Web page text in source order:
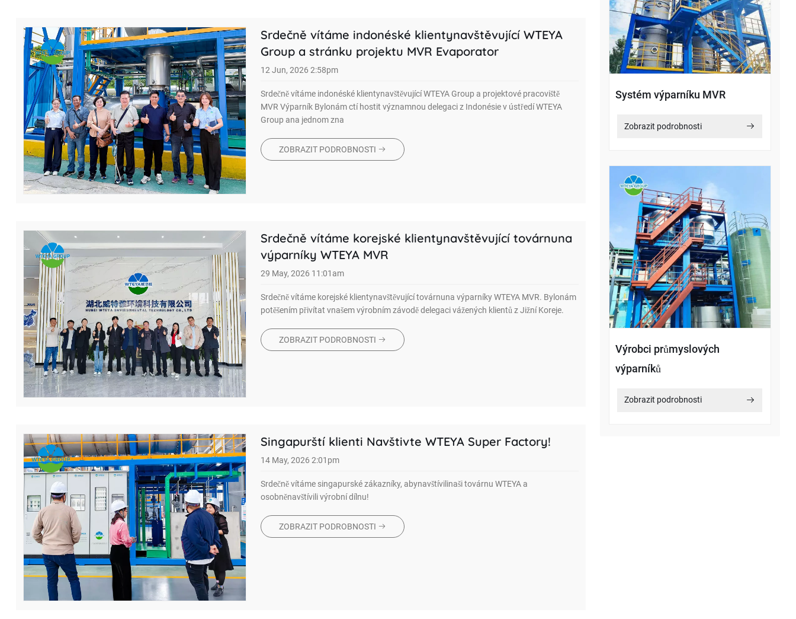
Srdečně vítáme indonéské klientynavštěvující WTEYA
Group a stránku projektu MVR Evaporator
12 Jun, 2026 2:58pm
Srdečně vítáme indonéské klientynavštěvující WTEYA Group a projektové pracoviště
MVR Výparník Bylonám ctí hostit významnou delegaci z Indonésie v ústředí WTEYA
Group ana jednom zna
ZOBRAZIT PODROBNOSTI
Srdečně vítáme korejské klientynavštěvující továrnuna
výparníky WTEYA MVR
29 May, 2026 11:01am
Srdečně vítáme korejské klientynavštěvující továrnuna výparníky WTEYA MVR. Bylonám
potěšením přivítat vnašem výrobním závodě delegaci vážených klientů z Jižní Koreje.
ZOBRAZIT PODROBNOSTI
Singapurští klienti Navštivte WTEYA Super Factory!
14 May, 2026 2:01pm
Srdečně vítáme singapurské zákazníky, abynavštívilinaši továrnu WTEYA a
osobněnavštívili výrobní dílnu!
ZOBRAZIT PODROBNOSTI
Systém výparníku MVR
Zobrazit podrobnosti
Výrobci průmyslových
výparníků
Zobrazit podrobnosti